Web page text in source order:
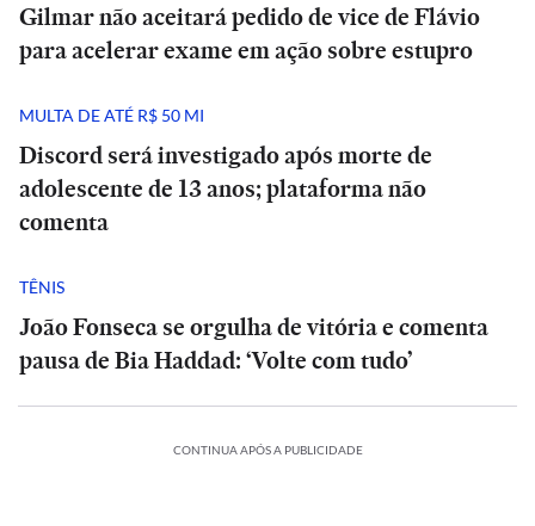
Gilmar não aceitará pedido de vice de Flávio
para acelerar exame em ação sobre estupro
MULTA DE ATÉ R$ 50 MI
Discord será investigado após morte de
adolescente de 13 anos; plataforma não
comenta
TÊNIS
João Fonseca se orgulha de vitória e comenta
pausa de Bia Haddad: ‘Volte com tudo’
CONTINUA APÓS A PUBLICIDADE